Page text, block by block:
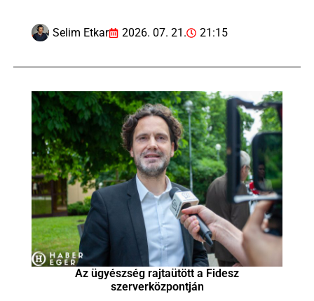
Selim Etkar 2026. 07. 21. 21:15
Az ügyészség rajtaütött a Fidesz
szerverközpontján